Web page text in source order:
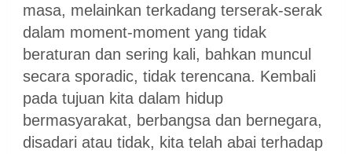
masa, melainkan terkadang terserak-serak
dalam moment-moment yang tidak
beraturan dan sering kali, bahkan muncul
secara sporadic, tidak terencana. Kembali
pada tujuan kita dalam hidup
bermasyarakat, berbangsa dan bernegara,
disadari atau tidak, kita telah abai terhadap